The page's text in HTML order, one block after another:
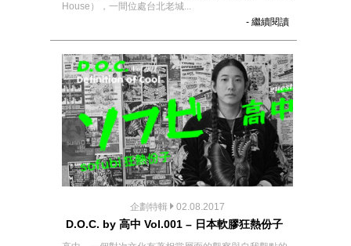
House），一間位處台北老城...
- 繼續閱讀
企劃特輯 02.08.2017
D.O.C. by 高中 Vol.001 – 日本軟膠狂熱份子